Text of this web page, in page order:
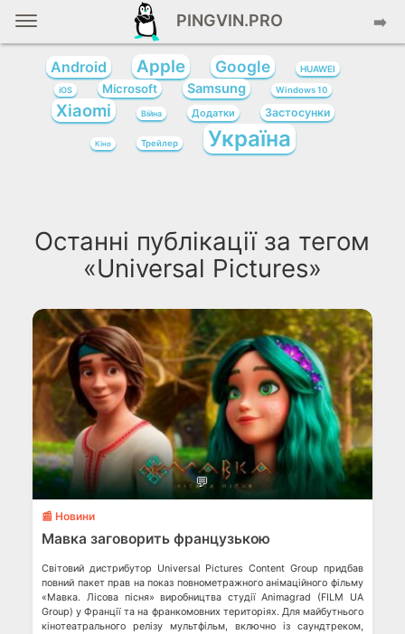
PINGVIN.PRO ➡️
Android Apple Google HUAWEI
iOS Microsoft Samsung Windows 10
Xiaomi Війна Додатки Застосунки
Кіно Трейлер Україна
Останні публікації за тегом
«Universal Pictures»
💬
📰 Новини
Мавка заговорить французькою
Світовий дистрибутор Universal Pictures Content Group придбав
повний пакет прав на показ повнометражного анімаційного фільму
«Мавка. Лісова пісня» виробництва студії Animagrad (FILM UA
Group) у Франції та на франкомовних територіях. Для майбутнього
кінотеатрального релізу мультфільм, включно із саундтреком,